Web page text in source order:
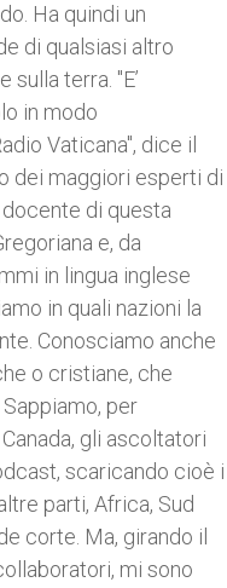
Ha quindi un
di qualsiasi altro
terra. "E’
in modo
Vaticana", dice il
dei maggiori esperti di
di questa
e, da
in lingua inglese
in quali nazioni la
Conosciamo anche
o cristiane, che
per
gli ascoltatori
scaricando cioè i
parti, Africa, Sud
corte. Ma, girando il
mi sono